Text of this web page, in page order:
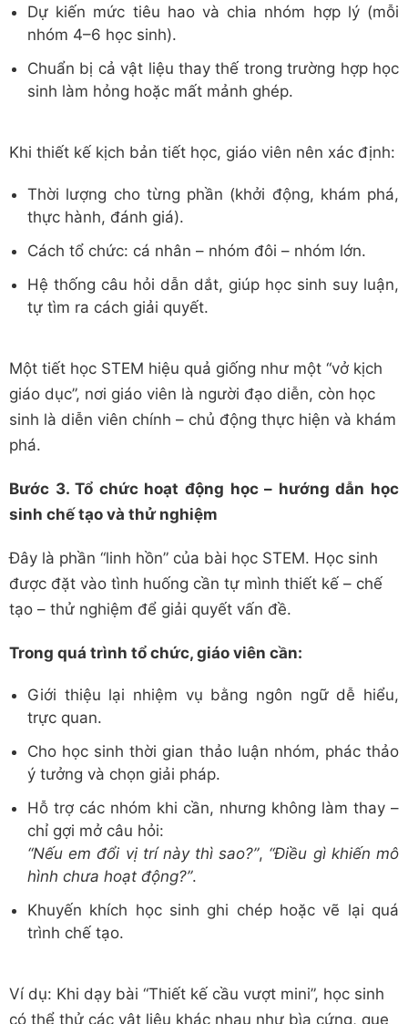
Dự kiến mức tiêu hao và chia nhóm hợp lý (mỗi
nhóm 4–6 học sinh).
Chuẩn bị cả vật liệu thay thế trong trường hợp học
sinh làm hỏng hoặc mất mảnh ghép.
Khi thiết kế kịch bản tiết học, giáo viên nên xác định:
Thời lượng cho từng phần (khởi động, khám phá,
thực hành, đánh giá).
Cách tổ chức: cá nhân – nhóm đôi – nhóm lớn.
Hệ thống câu hỏi dẫn dắt, giúp học sinh suy luận,
tự tìm ra cách giải quyết.
Một tiết học STEM hiệu quả giống như một “vở kịch
giáo dục”, nơi giáo viên là người đạo diễn, còn học
sinh là diễn viên chính – chủ động thực hiện và khám
phá.
Bước 3. Tổ chức hoạt động học – hướng dẫn học
sinh chế tạo và thử nghiệm
Đây là phần “linh hồn” của bài học STEM. Học sinh
được đặt vào tình huống cần tự mình thiết kế – chế
tạo – thử nghiệm để giải quyết vấn đề.
Trong quá trình tổ chức, giáo viên cần:
Giới thiệu lại nhiệm vụ bằng ngôn ngữ dễ hiểu,
trực quan.
Cho học sinh thời gian thảo luận nhóm, phác thảo
ý tưởng và chọn giải pháp.
Hỗ trợ các nhóm khi cần, nhưng không làm thay –
chỉ gợi mở câu hỏi:
“Nếu em đổi vị trí này thì sao?”, “Điều gì khiến mô
hình chưa hoạt động?”.
Khuyến khích học sinh ghi chép hoặc vẽ lại quá
trình chế tạo.
Ví dụ: Khi dạy bài “Thiết kế cầu vượt mini”, học sinh
có thể thử các vật liệu khác nhau như bìa cứng, que